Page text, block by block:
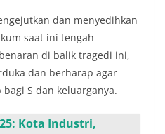
dan menyedihkan
saat ini tengah
di balik tragedi ini,
dan berharap agar
S dan keluarganya.
Kota Industri,